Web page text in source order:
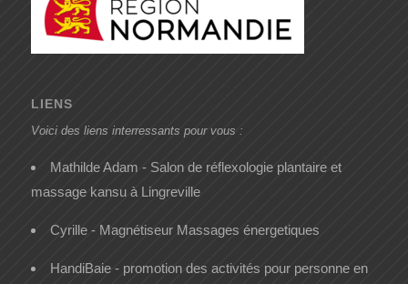
LIENS
Voici des liens interressants pour vous :
Mathilde Adam - Salon de réflexologie plantaire et
massage kansu à Lingreville
Cyrille - Magnétiseur Massages énergetiques
HandiBaie - promotion des activités pour personne en